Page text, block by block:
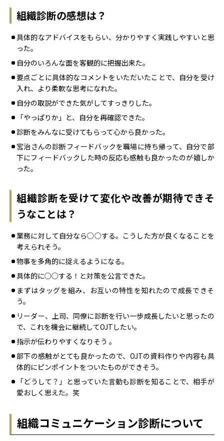
組織診断の感想は？
具体的なアドバイスをもらい、分かりやすく実践しやすいと思
った。
自分のいろんな面を客観的に把握出来た。
要点ごとに具体的なコメントをいただいたことで、自分を受け
入れ、より柔軟な思考になれた。
自分の取説ができた気がしてすっきりした。
「やっぱりか」と、自分を再確認できた。
診断をみんなに受けてもらって心から良かった。
宮治さんの診断フィードバックを職場に持ち帰って、自分で部
下にフィードバックした時の反応も感触も良かったのが嬉しか
った。
組織診断を受けて変化や改善が期待できそ
うなことは？
業務に対して自分なら○○する。こうした方が良くなることを
考えられそう。
物事を多角的に捉えるようになる。
具体的に○○する！と対策を公言できた。
まずはタッグを組み、お互いの特性を知れたので成長できそ
う。
リーダー、上司、同僚に診断を行い一歩成長したいと思ったの
で、これを機会に継続してOJTしたい。
指示が伝わりやすくなりそう 。
部下の感触がとても良かったので、OJTの資料作りや内容も具
体的にピンポイントをついたものができそう。
「どうして？」と思っていた言動も診断を知ることで、相手が
愛おしく思えた。笑
組織コミュニケーション診断について